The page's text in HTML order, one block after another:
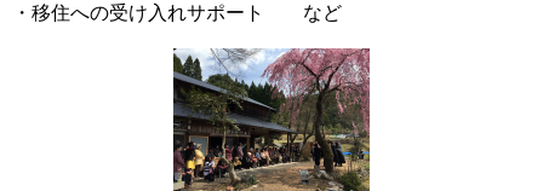
・移住への受け入れサポート など